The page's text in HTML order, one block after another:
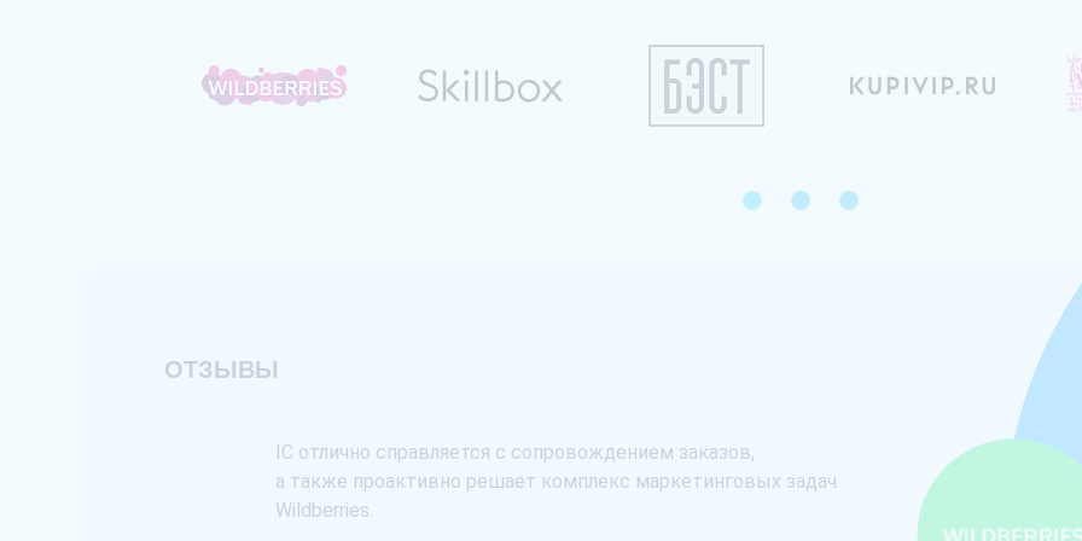
ОТЗЫВЫ
IC отлично справляется с сопровождением заказов,
а также проактивно решает комплекс маркетинговых задач
Wildberries.
Главный
компании
Анастасия Мигура
Менеджер управления
банковских карт